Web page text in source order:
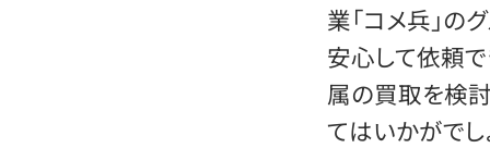
業「コメ兵」の
安心して依頼
属の買取を検
てはいかがでし